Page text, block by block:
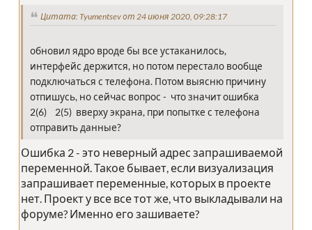
Цитата: Tyumentsev от 24 июня 2020, 09:28:17
обновил ядро вроде бы все устаканилось,
интерфейс держится, но потом перестало вообще
подключаться с телефона. Потом выясню причину
отпишусь, но сейчас вопрос - что значит ошибка
2(6) 2(5) вверху экрана, при попытке с телефона
отправить данные?
Ошибка 2 - это неверный адрес запрашиваемой
переменной. Такое бывает, если визуализация
запрашивает переменные, которых в проекте
нет. Проект у все все тот же, что выкладывали на
форуме? Именно его зашиваете?